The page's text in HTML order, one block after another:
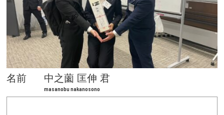
名前 中之薗 匡伸 君
masanobu nakanosono